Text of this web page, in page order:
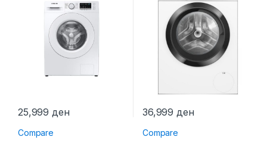
25,999ден
Compare
36,999ден
Compare